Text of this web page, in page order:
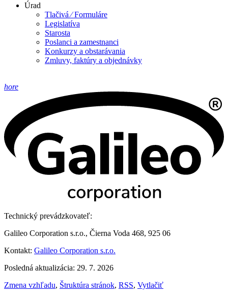
Úrad
Tlačivá ⁄ Formuláre
Legislatíva
Starosta
Poslanci a zamestnanci
Konkurzy a obstarávania
Zmluvy, faktúry a objednávky
hore
Technický prevádzkovateľ:
Galileo Corporation s.r.o., Čierna Voda 468, 925 06
Kontakt: Galileo Corporation s.r.o.
Posledná aktualizácia: 29. 7. 2026
Zmena vzhľadu, Štruktúra stránok, RSS, Vytlačiť